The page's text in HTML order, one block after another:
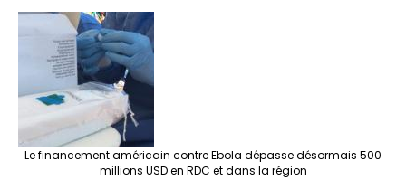
Le financement américain contre Ebola dépasse désormais 500
millions USD en RDC et dans la région